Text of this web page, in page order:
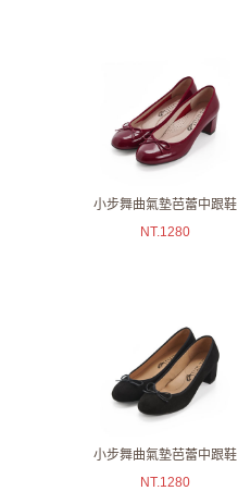
小步舞曲氣墊芭蕾中跟鞋
NT.1280
小步舞曲氣墊芭蕾中跟鞋
NT.1280